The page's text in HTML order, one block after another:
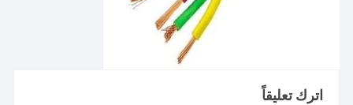
اترك تعليقاً